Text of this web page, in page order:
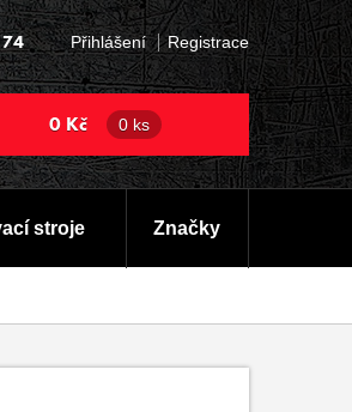
Přihlášení Registrace
0 Kč 0 ks
stroje Značky